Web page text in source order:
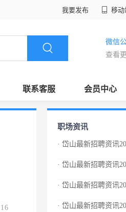
我要发布 移动
微信
查看
联系客服 会员中心
职场资讯
· 岱山最新招聘资讯
· 岱山最新招聘资讯
· 岱山最新招聘资讯
· 岱山最新招聘资讯